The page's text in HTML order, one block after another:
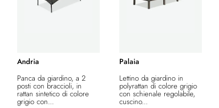
Andria
Panca da giardino, a 2
posti con braccioli, in
rattan sintetico di colore
grigio con...
Palaia
Lettino da giardino in
polyrattan di colore grigio
con schienale regolabile,
cuscino...